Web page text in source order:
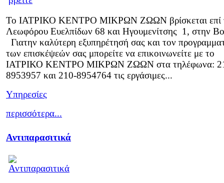
Το ΙΑΤΡΙΚΟ ΚΕΝΤΡΟ ΜΙΚΡΩΝ ΖΩΩΝ βρίσκεται επί
Λεωφόρου Ευελπίδων 68 και Ηγουμενίτσης 1, στην
Γιατην καλύτερη εξυπηρέτησή σας και τον
των επισκέψεών σας μπορείτε να επικοινωνείτε με το
ΙΑΤΡΙΚΟ ΚΕΝΤΡΟ ΜΙΚΡΩΝ ΖΩΩΝ στα τηλέφωνα:
8953957 και 210-8954764 τις εργάσιμες...
Υπηρεσίες
περισσότερα...
Αντιπαρασιτικά